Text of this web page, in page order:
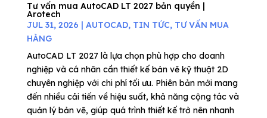
Tư vấn mua AutoCAD LT 2027 bản quyền |
Arotech
JUL 31, 2026 | AUTOCAD, TIN TỨC, TƯ VẤN MUA
HÀNG
AutoCAD LT 2027 là lựa chọn phù hợp cho doanh
nghiệp và cá nhân cần thiết kế bản vẽ kỹ thuật 2D
chuyên nghiệp với chi phí tối ưu. Phiên bản mới mang
đến nhiều cải tiến về hiệu suất, khả năng cộng tác và
quản lý bản vẽ, giúp quá trình thiết kế trở nên nhanh